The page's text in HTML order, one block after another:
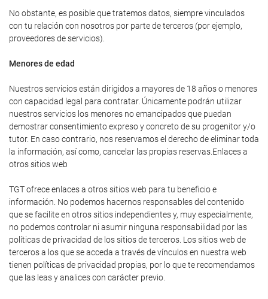
No obstante, es posible que tratemos datos, siempre vinculados
con tu relación con nosotros por parte de terceros (por ejemplo,
proveedores de servicios).
Menores de edad
Nuestros servicios están dirigidos a mayores de 18 años o menores
con capacidad legal para contratar. Únicamente podrán utilizar
nuestros servicios los menores no emancipados que puedan
demostrar consentimiento expreso y concreto de su progenitor y/o
tutor. En caso contrario, nos reservamos el derecho de eliminar toda
la información, así como, cancelar las propias reservas.Enlaces a
otros sitios web
TGT ofrece enlaces a otros sitios web para tu beneficio e
información. No podemos hacernos responsables del contenido
que se facilite en otros sitios independientes y, muy especialmente,
no podemos controlar ni asumir ninguna responsabilidad por las
políticas de privacidad de los sitios de terceros. Los sitios web de
terceros a los que se acceda a través de vínculos en nuestra web
tienen políticas de privacidad propias, por lo que te recomendamos
que las leas y analices con carácter previo.